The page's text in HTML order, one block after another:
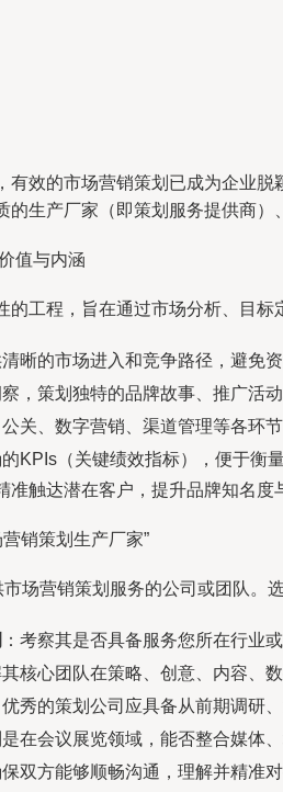
有效的市场营销策划已成为企业
的生产厂家（即策划服务提供商
值与内涵
的工程，旨在通过市场分析、目
清晰的市场进入和竞争路径，避免资
察，策划独特的品牌故事、推广活
公关、数字营销、渠道管理等各环
的KPIs（关键绩效指标），便于衡
准触达潜在客户，提升品牌知名度
销策划生产厂家”
市场营销策划服务的公司或团队。
：考察其是否具备服务您所在行业
其核心团队在策略、创意、内容、
优秀的策划公司应具备从前期调研
是在会议展览领域，能否整合媒体
保双方能够顺畅沟通，理解并精准